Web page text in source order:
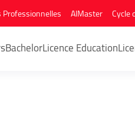
Professionnelles AlMaster Cycle
BachelorLicence Education